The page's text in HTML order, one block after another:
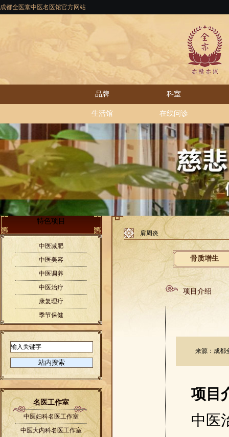
成都全医堂中医名医馆官方网站
品牌 科室
生活馆 在线问诊
特色项目
中医减肥
中医美容
中医调养
中医治疗
康复理疗
季节保健
名医工作室
中医妇科名医工作室
中医大内科名医工作室
肩周炎
骨质增生
项目介绍
来源：成都
项目
中医